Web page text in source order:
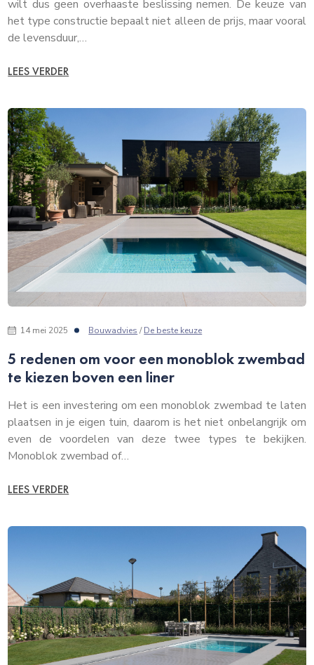
wilt dus geen overhaaste beslissing nemen. De keuze van
het type constructie bepaalt niet alleen de prijs, maar vooral
de levensduur,…
LEES VERDER
14 mei 2025 Bouwadvies /De beste keuze
5 redenen om voor een monoblok zwembad
te kiezen boven een liner
Het is een investering om een monoblok zwembad te laten
plaatsen in je eigen tuin, daarom is het niet onbelangrijk om
even de voordelen van deze twee types te bekijken.
Monoblok zwembad of…
LEES VERDER